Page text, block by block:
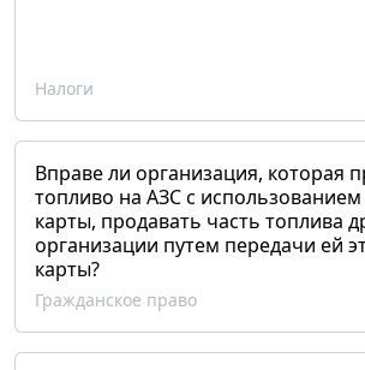
Налоги
Вправе ли организация, которая
топливо на АЗС с
карты, продавать часть топлива
организации путем передачи ей
карты?
Гражданское право